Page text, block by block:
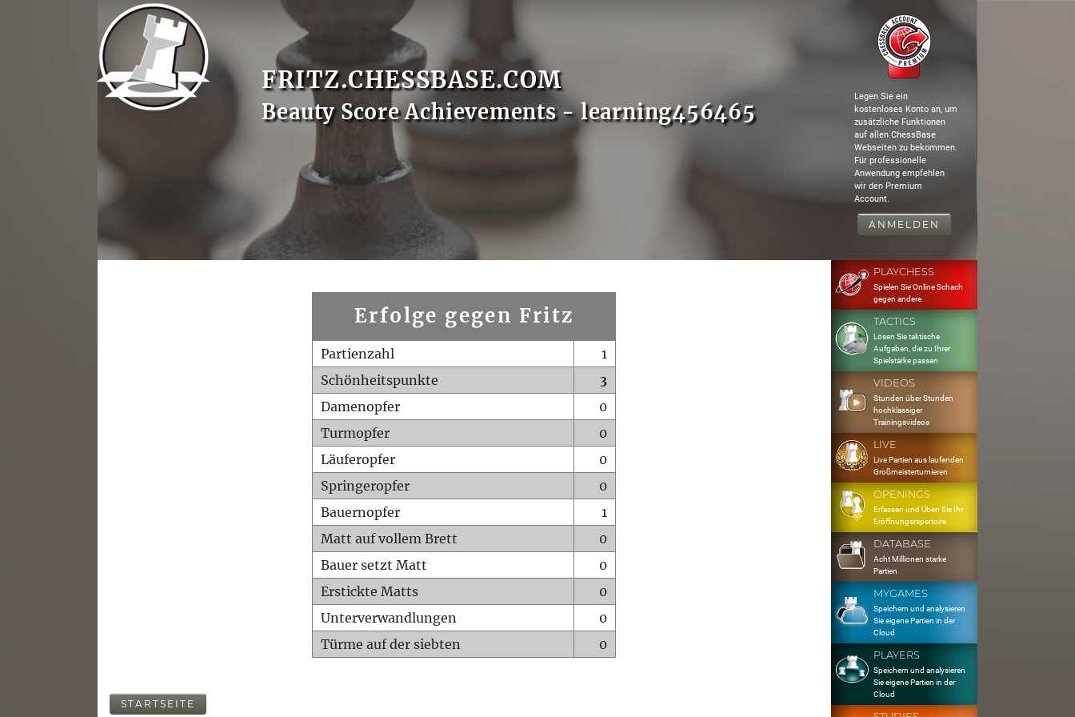
FRITZ.CHESSBASE.COM
Beauty Score Achievements - learning456465
Legen Sie ein
kostenloses Konto an, um
zusätzliche Funktionen
auf allen ChessBase
Webseiten zu bekommen.
Für professionelle
Anwendung empfehlen
wir den Premium
Account.
ANMELDEN
Erfolge gegen Fritz
Partienzahl
1
Schönheitspunkte
3
Damenopfer
0
Turmopfer
0
Läuferopfer
0
Springeropfer
0
Bauernopfer
1
Matt auf vollem Brett
0
Bauer setzt Matt
0
Erstickte Matts
0
Unterverwandlungen
0
Türme auf der siebten
0
STARTSEITE
PLAYCHESS
Spielen Sie Online Schach
gegen andere
TACTICS
Lösen Sie taktische
Aufgaben, die zu Ihrer
Spielstärke passen
VIDEOS
Stunden über Stunden
hochklassiger
Trainingsvideos
LIVE
Live Partien aus laufenden
Großmeisterturnieren
OPENINGS
Erfassen und Üben Sie Ihr
Eröffnungsrepertoire
DATABASE
Acht Millionen starke
Partien
MYGAMES
Speichern und analysieren
Sie eigene Partien in der
Cloud
PLAYERS
Speichern und analysieren
Sie eigene Partien in der
Cloud